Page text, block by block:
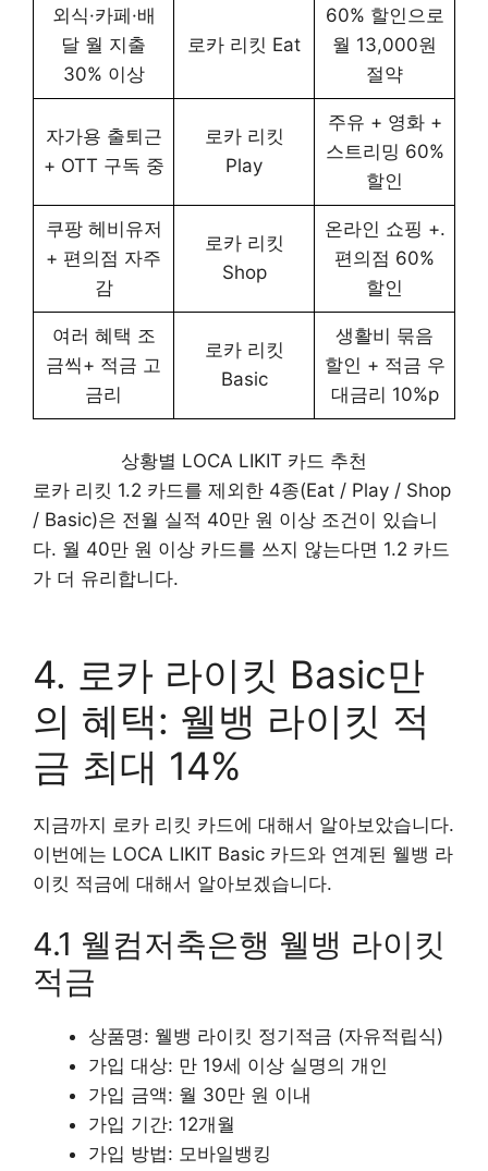
외식·카페·배
달 월 지출
30% 이상
로카 리킷 Eat
60% 할인으로
월 13,000원
절약
자가용 출퇴근
+ OTT 구독 중
로카 리킷
Play
주유 + 영화 +
스트리밍 60%
할인
쿠팡 헤비유저
+ 편의점 자주
감
로카 리킷
Shop
온라인 쇼핑 +.
편의점 60%
할인
여러 혜택 조
금씩+ 적금 고
금리
로카 리킷
Basic
생활비 묶음
할인 + 적금 우
대금리 10%p
상황별 LOCA LIKIT 카드 추천
로카 리킷 1.2 카드를 제외한 4종(Eat / Play / Shop
/ Basic)은 전월 실적 40만 원 이상 조건이 있습니
다. 월 40만 원 이상 카드를 쓰지 않는다면 1.2 카드
가 더 유리합니다.
4. 로카 라이킷 Basic만
의 혜택: 웰뱅 라이킷 적
금 최대 14%
지금까지 로카 리킷 카드에 대해서 알아보았습니다.
이번에는 LOCA LIKIT Basic 카드와 연계된 웰뱅 라
이킷 적금에 대해서 알아보겠습니다.
4.1 웰컴저축은행 웰뱅 라이킷
적금
상품명: 웰뱅 라이킷 정기적금 (자유적립식)
가입 대상: 만 19세 이상 실명의 개인
가입 금액: 월 30만 원 이내
가입 기간: 12개월
가입 방법: 모바일뱅킹